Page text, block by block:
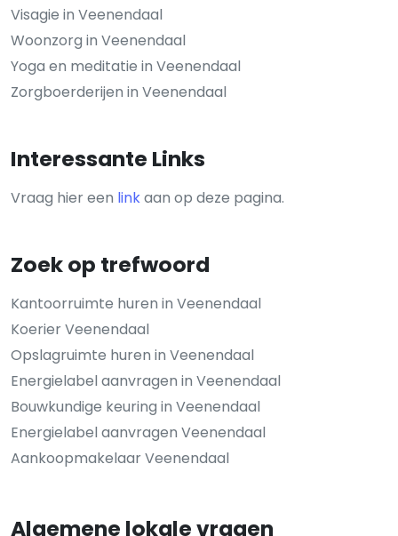
Visagie in Veenendaal
Woonzorg in Veenendaal
Yoga en meditatie in Veenendaal
Zorgboerderijen in Veenendaal
Interessante Links
Vraag hier een linkaan op deze pagina.
Zoek op trefwoord
Kantoorruimte huren in Veenendaal
Koerier Veenendaal
Opslagruimte huren in Veenendaal
Energielabel aanvragen in Veenendaal
Bouwkundige keuring in Veenendaal
Energielabel aanvragen Veenendaal
Aankoopmakelaar Veenendaal
Algemene lokale vragen